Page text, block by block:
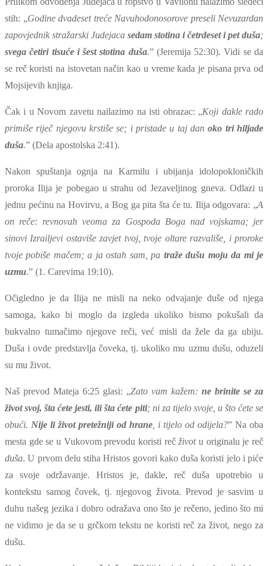
stih: „Godine dvadeset treće Navuhodonosorove preseli Nevuzardan
zapovjednik stražarski Judejaca sedam stotina i četrdeset i pet duša;
svega četiri tisuće i šest stotina duša.” (Jeremija 52:30). Vidi se da
se reč koristi na istovetan način kao u vreme kada je pisana prva od
Mojsijevih knjiga.
Čak i u Novom zavetu nailazimo na isti obrazac: „Koji dakle rado
primiše riječ njegovu krstiše se; i pristade u taj danoko tri hiljade
duša.” (Dela apostolska 2:41).
Nakon spuštanja ognja na Karmilu i ubijanja idolopokloničkih
proroka Ilija je pobegao u strahu od Jezaveljinog gneva. Odlazi u
jednu pećinu na Hovirvu, a Bog ga pita šta će tu. Ilija odgovara: „A
on reče: revnovah veoma za Gospoda Boga nad vojskama; jer
sinovi Izrailjevi ostaviše zavjet tvoj, tvoje oltare razvališe, i proroke
tvoje pobiše mačem; a ja ostah sam, pa traže dušu moju da mi je
uzmu.” (1. Carevima 19:10).
Očigledno je da Ilija ne misli na neko odvajanje duše od njega
samoga, kako bi moglo da izgleda ukoliko bismo pokušali da
bukvalno tumačimo njegove reči, već misli da žele da ga ubiju.
Duša i ovde predstavlja čoveka, tj. ukoliko mu uzmu dušu, oduzeli
su mu život.
Naš prevod Mateja 6:25 glasi: „Zato vam kažem: ne brinite se za
život svoj, šta ćete jesti, ili šta ćete piti; ni za tijelo svoje, u što ćete se
obući. Nije li život pretežniji od hrane , i tijelo od odijela?” Na oba
mesta gde se u Vukovom prevodu koristi rečživotu originalu je reč
duša. U prvom delu stiha Hristos govori kako duša koristi jelo i piće
za svoje održavanje. Hristos je, dakle, reč duša upotrebio u
kontekstu samog čovek, tj. njegovog života. Prevod je sasvim u
duhu našeg jezika i dobro odražava ono što je rečeno, jedino što mi
ne vidimo je da se u grčkom tekstu ne koristi reč za život, nego za
dušu.